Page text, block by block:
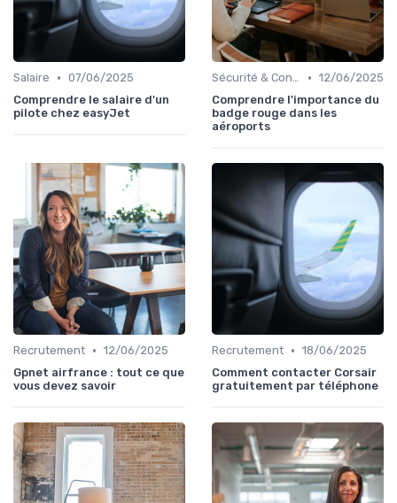
Salaire • 07/06/2025
Comprendre le salaire d'un
pilote chez easyJet
Sécurité & Conformité • 12/06/2025
Comprendre l'importance du
badge rouge dans les
aéroports
Recrutement • 12/06/2025
Gpnet airfrance : tout ce que
vous devez savoir
Recrutement • 18/06/2025
Comment contacter Corsair
gratuitement par téléphone